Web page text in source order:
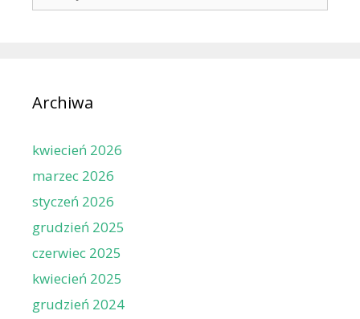
Archiwa
kwiecień 2026
marzec 2026
styczeń 2026
grudzień 2025
czerwiec 2025
kwiecień 2025
grudzień 2024